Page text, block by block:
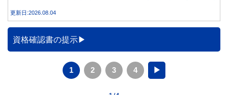
更新日:2026.08.04
資格確認書の提示
1 2 3 4 ▶